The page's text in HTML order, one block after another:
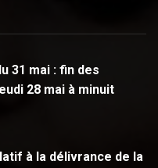
31 mai : fin des
28 mai à minuit
à la délivrance de la